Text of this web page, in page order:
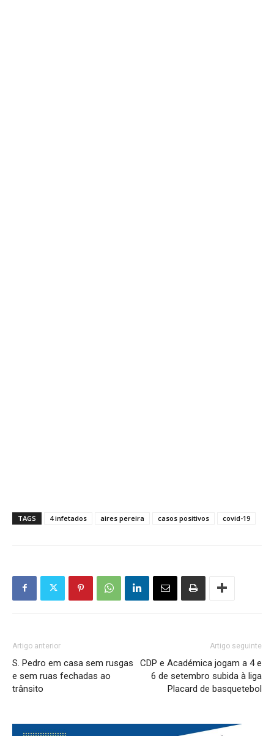
TAGS 4 infetados aires pereira casos positivos covid-19
Artigo anterior
S. Pedro em casa sem rusgas
e sem ruas fechadas ao
trânsito
Artigo seguinte
CDP e Académica jogam a 4 e
6 de setembro subida à liga
Placard de basquetebol